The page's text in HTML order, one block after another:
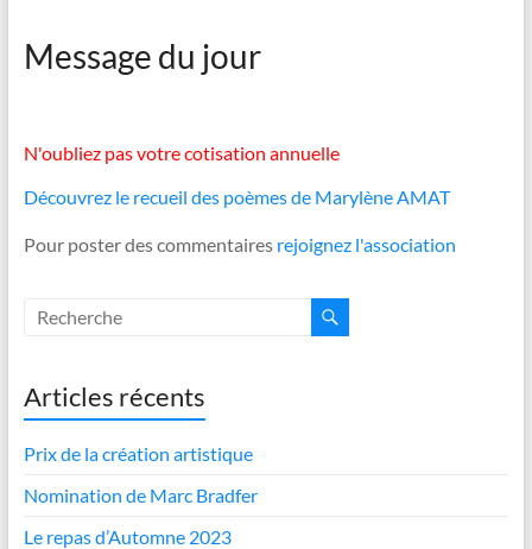
Message du jour
N'oubliez pas votre cotisation annuelle
Découvrez le recueil des poèmes de Marylène AMAT
Pour poster des commentaires rejoignez l'association
Articles récents
Prix de la création artistique
Nomination de Marc Bradfer
Le repas d’Automne 2023